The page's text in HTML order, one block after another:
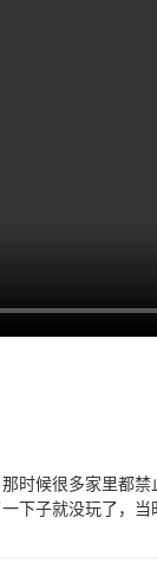
时候很多家里都
下子就没玩了，当